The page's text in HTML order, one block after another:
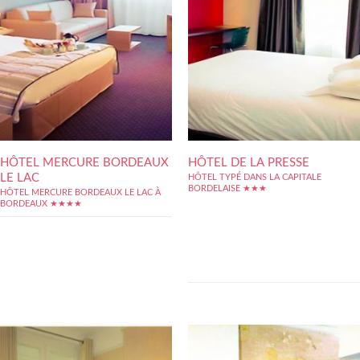
HÔTEL MERCURE BORDEAUX
LE LAC
HÔTEL MERCURE BORDEAUX LE LAC À
BORDEAUX ★★★★
HÔTEL DE LA PRESSE
HÔTEL TYPÉ DANS LA CAPITALE
BORDELAISE ★★★